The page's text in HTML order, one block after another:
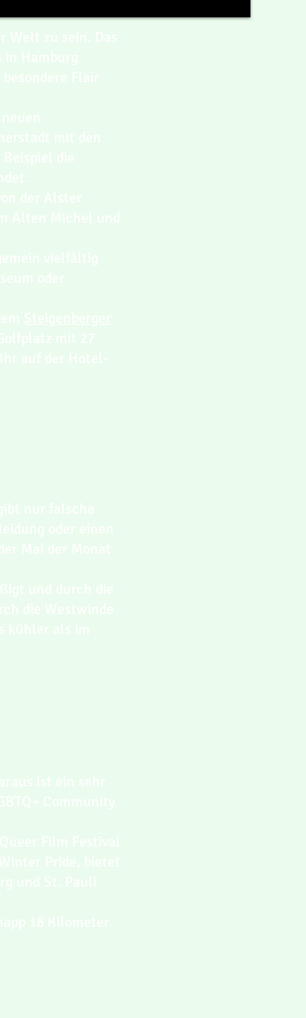
zu sein. Das
Hamburg
Flair
mit den
die
nur falsche
oder einen
Mai der Monat
und durch die
die Westwinde
als im
ist ein sehr
Community
Film Festival
Pride, bietet
und St. Pauli